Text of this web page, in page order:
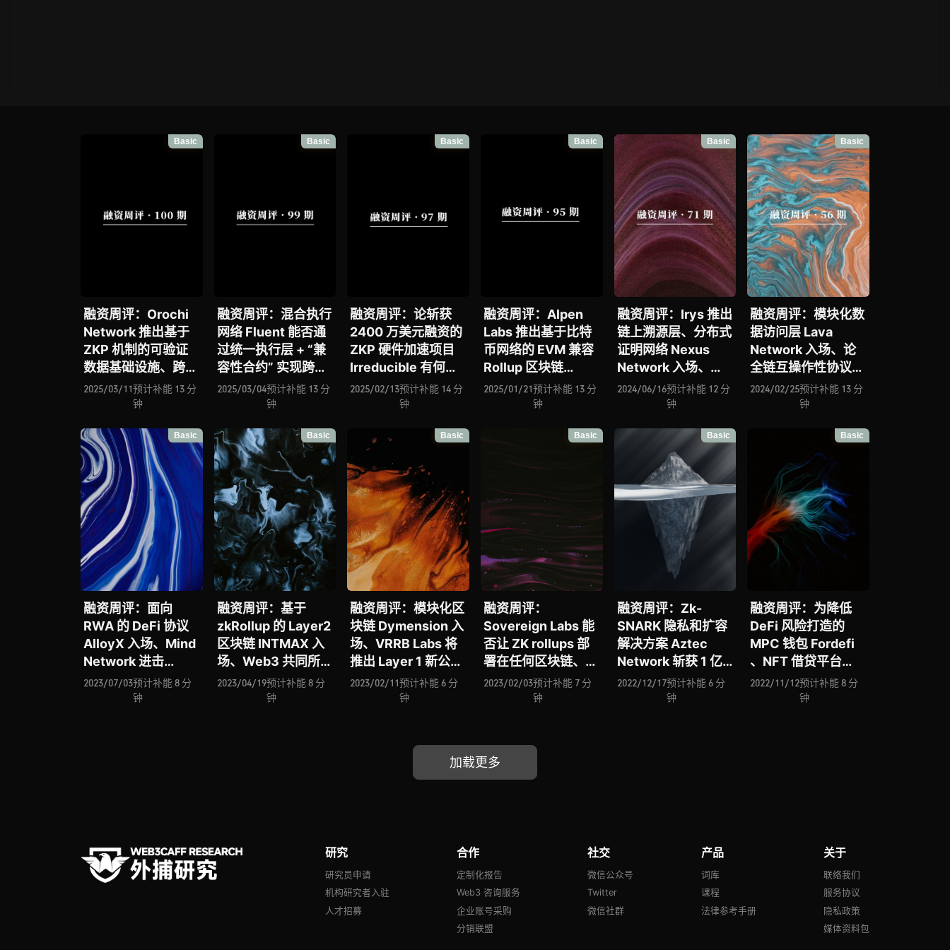
Basic
融资周评：Orochi
Network 推出基于
ZKP 机制的可验证
数据基础设施、跨链
意图协议 Across 能
否借助 ERC-7683
交互标准的宏大愿
景？论 DoubleZero
的底层通信网络新框
架
2025/03/11预计补能 13 分
钟
Basic
融资周评：混合执行
网络 Fluent 能否通
过统一执行层 + “兼
容性合约” 实现跨
VM 技术新突破？数
据加密层的 Primus
Web3 间数据割裂挑
战？论高性能 zkVM
的 Ligetron 如何推
动区块链 ZK 化时代
2025/03/04预计补能 13 分
钟
Basic
融资周评：论斩获
2400 万美元融资的
ZKP 硬件加速项目
Irreducible 有何竞
争力？基于 Unity 引
擎构建的全栈解决方
成为链游赛道变革加
层 Drosera 能否被
dApps 广泛采用？
2025/02/13预计补能 14 分
钟
Basic
融资周评：Alpen
Labs 推出基于比特
币网络的 EVM 兼容
Rollup 区块链
Strata、Reown 致
力成为提升 Web3
施、EarnOS 正挑战
2025/01/21预计补能 13 分
钟
Basic
融资周评：Irys 推出
链上溯源层、分布式
证明网络 Nexus
Network 入场、
Squads 基于
Solana 推出多签协
zkSync 推出账户抽
象解决方案、Ink
Finance 进击 RWA
赛道
2024/06/16预计补能 12 分
钟
Basic
融资周评：模块化数
据访问层 Lava
Network 入场、论
全链互操作性协议
Analog、AltLayer
将再质押概念引入
EigenLayer 斩获
a16z 1 亿美元融
资、FuzzLand 进击
智能合约安全自动化
审计赛道
2024/02/25预计补能 13 分
钟
Basic
融资周评：面向
RWA 的 DeFi 协议
AlloyX 入场、Mind
Network 进击
Web3 数据安全和隐
私赛道、论 Web3
2023/07/03预计补能 8 分
钟
Basic
融资周评：基于
zkRollup 的 Layer2
区块链 INTMAX 入
场、Web3 共同所有
权协议 Lore 推出、
Sei Network 能否成
2023/04/19预计补能 8 分
钟
Basic
融资周评：模块化区
块链 Dymension 入
场、VRRB Labs 将
推出 Layer 1 新公
链、去中心化身份协
议 SPACE ID 再获融
包安全层 Webacy
2023/02/11预计补能 6 分
钟
Basic
融资周评：
Sovereign Labs 能
否让 ZK rollups 部
署在任何区块链、
Sui 生态钱包 Ethos
入场、论 Web3 社
能否成为链游领域的
「任天堂」、Web3
2023/02/03预计补能 7 分
钟
Basic
融资周评：Zk-
SNARK 隐私和扩容
解决方案 Aztec
Network 斩获 1 亿
美元融资、加密货币
保险解决方案
2022/12/17预计补能 6 分
钟
Basic
融资周评：为降低
DeFi 风险打造的
MPC 钱包 Fordefi
、NFT 借贷平台
NiftyApes 引入「哈
伯格税」机制、
2022/11/12预计补能 8 分
钟
加载更多
研究
研究员申请
机构研究者入驻
人才招募
合作
定制化报告
Web3 咨询服务
企业账号采购
分销联盟
社交
微信公众号
Twitter
微信社群
产品
词库
课程
法律参考手册
关于
联络我们
服务协议
隐私政策
媒体资料包